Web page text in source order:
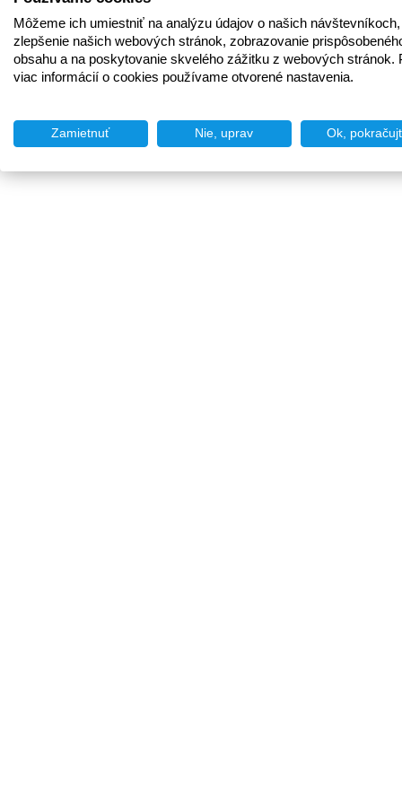
Môžeme ich umiestniť na analýzu údajov o našich
zlepšenie našich webových stránok, zobrazovanie
obsahu a na poskytovanie skvelého zážitku z webových stránok.
viac informácií o cookies používame otvorené nastavenia.
Zamietnuť Nie, uprav Ok,